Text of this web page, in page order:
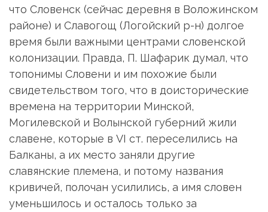
что Словенск (сейчас деревня в Воложинском
районе) и Славогощ (Логойский р-н) долгое
время были важными центрами словенской
колонизации. Правда, П. Шафарик думал, что
топонимы Словени и им похожие были
свидетельством того, что в доисторические
времена на территории Минской,
Могилевской и Волынской губерний жили
славене, которые в VI ст. переселились на
Балканы, а иx место заняли другие
славянские племена, и потому названия
кривичей, полочан усилились, а имя словен
уменьшилось и осталось только за